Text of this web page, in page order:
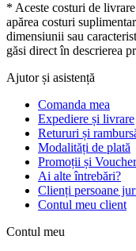
* Aceste costuri de
apărea costuri
dimensiunii sau
găsi direct în descrierea
Ajutor și asistență
Comanda mea
Expediere și livrare
Retururi și
Modalități de plată
Promoții și
Ai alte întrebări?
Clienți persoane
Contul meu client
Contul meu